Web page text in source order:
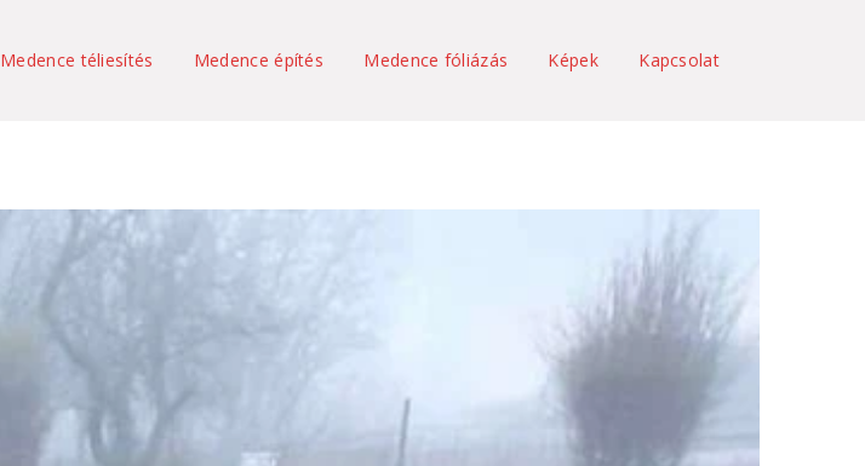
Medence téliesítés Medence építés Medence fóliázás Képek Kapcsolat